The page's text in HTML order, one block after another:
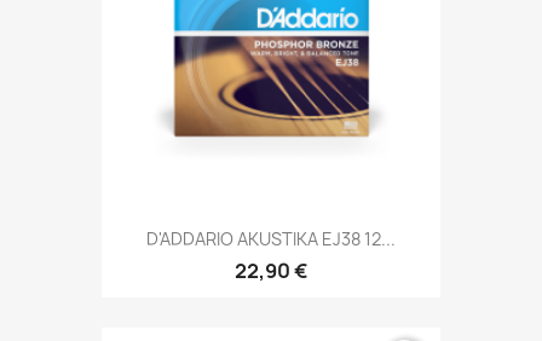
D'ADDARIO AKUSTIKA EJ38 12...
22,90 €